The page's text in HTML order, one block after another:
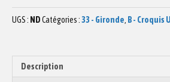
Tour
du
Emilion
UGS : NDCatégories :33 - Gironde B - Croquis
Description